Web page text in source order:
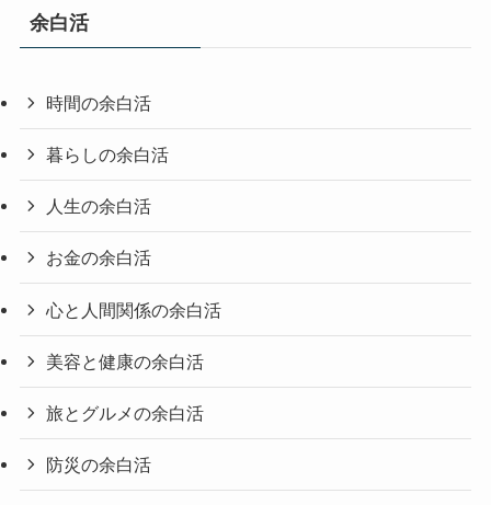
余白活
時間の余白活
暮らしの余白活
人生の余白活
お金の余白活
心と人間関係の余白活
美容と健康の余白活
旅とグルメの余白活
防災の余白活